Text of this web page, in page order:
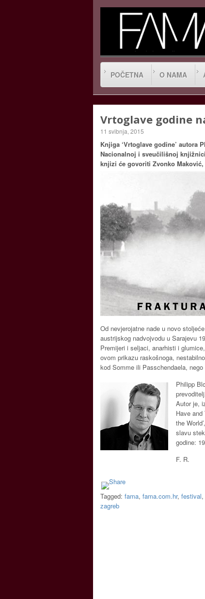
POČETNA O NAMA
Vrtoglave godine
11 svibnja, 2015
Knjiga ‘Vrtoglave godine’ autora
Nacionalnoj i sveučilišnoj
knjizi će govoriti Zvonko
Od nevjerojatne nade u novo
austrijskog nadvojvodu u Sarajevu
Premijeri i seljaci, anarhisti i
ovom prikazu raskošnoga,
kod Somme ili Passchendaela,
Philipp
Autor je,
Have and
the
slavu
godine:
F. R.
Tagged: fama, fama.com.hr, festival,
zagreb